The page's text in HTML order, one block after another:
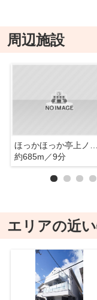
周辺施設
約685m／9分
エリアの近